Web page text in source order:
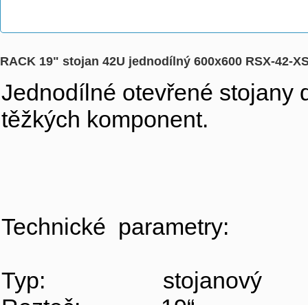
RACK 19" stojan 42U jednodílný 600x600 RSX-42-
Jednodílné otevřené stojany
těžkých komponent.
Technické parametry:
Typ: stojanový